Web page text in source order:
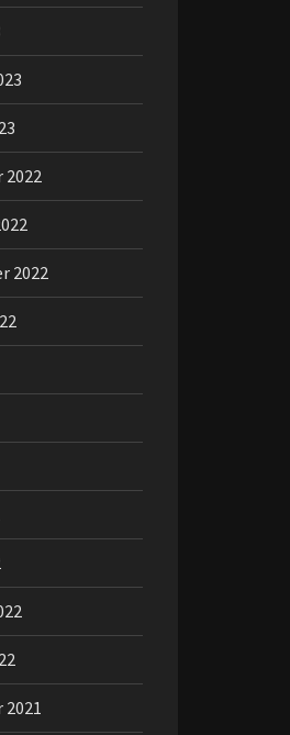
2022
2022
2021